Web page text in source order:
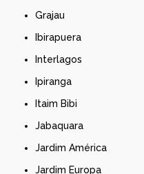
Grajau
Ibirapuera
Interlagos
Ipiranga
Itaim Bibi
Jabaquara
Jardim América
Jardim Europa